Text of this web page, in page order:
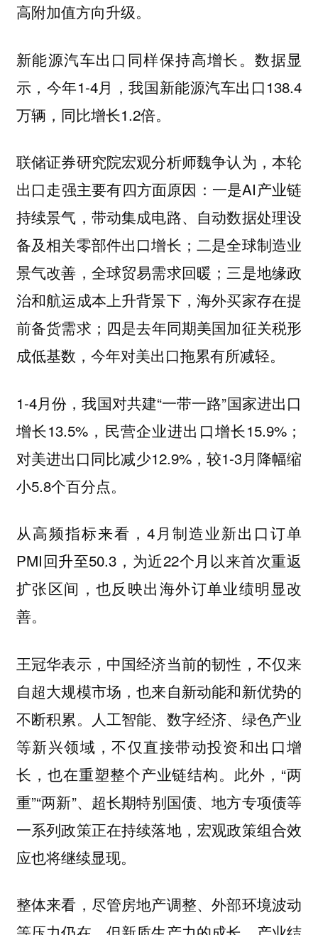
高附加值方向升级。
新能源汽车出口同样保持高增长。数据显
示，今年1-4月，我国新能源汽车出口138.4
万辆，同比增长1.2倍。
联储证券研究院宏观分析师魏争认为，本轮
出口走强主要有四方面原因：一是AI产业链
持续景气，带动集成电路、自动数据处理设
备及相关零部件出口增长；二是全球制造业
景气改善，全球贸易需求回暖；三是地缘政
治和航运成本上升背景下，海外买家存在提
前备货需求；四是去年同期美国加征关税形
成低基数，今年对美出口拖累有所减轻。
1-4月份，我国对共建“一带一路”国家进出口
增长13.5%，民营企业进出口增长15.9%；
对美进出口同比减少12.9%，较1-3月降幅缩
小5.8个百分点。
从高频指标来看，4月制造业新出口订单
PMI回升至50.3，为近22个月以来首次重返
扩张区间，也反映出海外订单业绩明显改
善。
王冠华表示，中国经济当前的韧性，不仅来
自超大规模市场，也来自新动能和新优势的
不断积累。人工智能、数字经济、绿色产业
等新兴领域，不仅直接带动投资和出口增
长，也在重塑整个产业链结构。此外，“两
重”“两新”、超长期特别国债、地方专项债等
一系列政策正在持续落地，宏观政策组合效
应也将继续显现。
整体来看，尽管房地产调整、外部环境波动